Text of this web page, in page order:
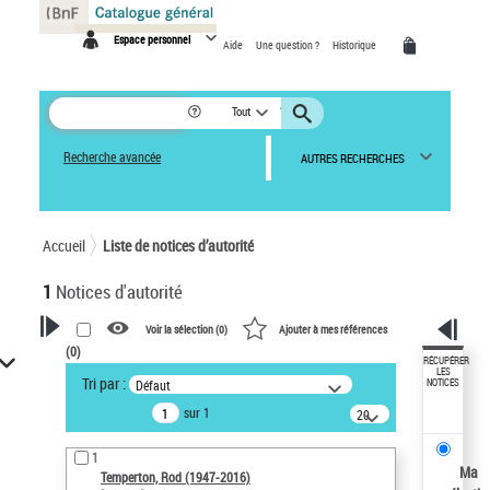
Espace personnel Aide Une question ? Historique
Tout
Recherche avancée AUTRES RECHERCHES
Accueil Liste de notices d’autorité
1 Notices d'autorité
VOTRE RECHERCHE
Recherche avancée dans les
notices d’autorité
Œuvres liées à l'auteur :
Temperton, Rod (1947-2016)
Voir la sélection (0) Ajouter à mes références
(0)
Tri par : Défaut
sur 1
20
résultats/page
1
Temperton, Rod (1947-2016)
RÉCUPÉRER
LES
NOTICES
Ma
Panneau de gestion des cookies